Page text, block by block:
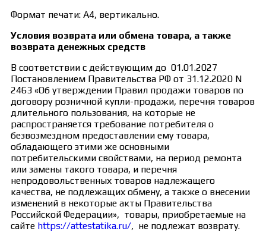
Формат печати: А4, вертикально.
Условия возврата или обмена товара, а также
возврата денежных средств
В соответствии с действующим до 01.01.2027
Постановлением Правительства РФ от 31.12.2020 N
2463 «Об утверждении Правил продажи товаров по
договору розничной купли-продажи, перечня товаров
длительного пользования, на которые не
распространяется требование потребителя о
безвозмездном предоставлении ему товара,
обладающего этими же основными
потребительскими свойствами, на период ремонта
или замены такого товара, и перечня
непродовольственных товаров надлежащего
качества, не подлежащих обмену, а также о внесении
изменений в некоторые акты Правительства
Российской Федерации», товары, приобретаемые на
сайте https://attestatika.ru/, не подлежат возврату.